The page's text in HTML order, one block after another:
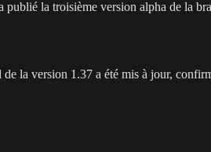
la troisième version alpha de la
la version 1.37 a été mis à jour,